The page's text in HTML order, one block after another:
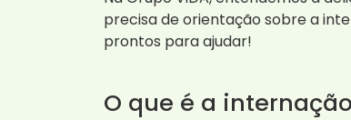
precisa de orientação sobre a
prontos para ajudar!
O que é a